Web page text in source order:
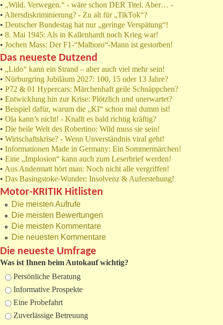
• „Wild. Verwegen.“ - wäre schon DER Titel. Aber… -
• Altersdiskriminierung? - Zu alt für „TikTok“?
• Deutscher Bundestag hat nur „geringe Verspätung“!
• 8. Mai 1945: Als in Kallenhardt noch Krieg war!
• Jochen Mass: Der F1-“Malboro“-Mann ist gestorben!
Das neueste Dutzend
• „Lido“ kann ein Strand – aber auch viel mehr sein!
• Nürburgring Jubiläum 2027: 100, 15 oder 13 Jahre?
• P72 & 01 Hypercars: Märchenhaft geile Schnäppchen?
• Entwicklung hin zur Krise: Plötzlich und unerwartet?
• Beispiel dafür, warum die „KI“ schon mal dumm ist!
• Ola kann’s nicht! - Knallt es bald richtig kräftig?
• Die heile Welt des Robertino: Wild muss sie sein!
• Wirtschaftskrise? - Wenn Unverständnis viral geht!
• Informationen Made in Germany: Ein Sommermärchen!
• Eine „Implosion“ kann auch zum Leserbrief werden!
• Aus Andermatt hört man: Noch nicht alle vergriffen!
• Das Basingstoke-Wunder: Insolvenz & Auferstehung!
Motor-KRITIK Hitlisten
Die meisten Aufrufe
Die meisten Bewertungen
Die meisten Kommentare
Die neuesten Kommentare
Die neueste Umfrage
Was ist Ihnen beim Autokauf wichtig?
Auswahlmöglichkeiten
Persönliche Beratung
Informative Prospekte
Eine Probefahrt
Zuverlässige Betreuung